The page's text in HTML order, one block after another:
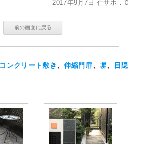
2017年9月7日 住サポ．Ｃ
コンクリート敷き、伸縮門扉、塀、
目隠